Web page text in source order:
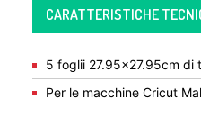
CARATTERISTICHE
5 foglii 27.95×27.95cm di
Per le macchine Cricut